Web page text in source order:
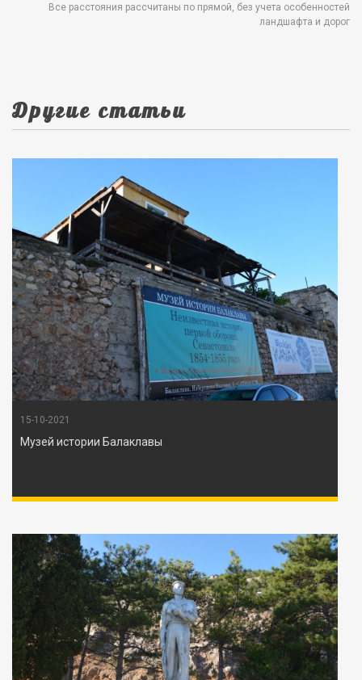
Все расстояния рассчитаны по прямой, без учета особенностей
ландшафта и дорог
Другие статьи
15-10-2021
Музей истории Балаклавы